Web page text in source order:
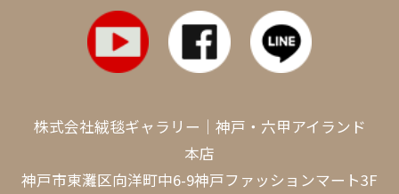
株式会社絨毯ギャラリー｜神戸・六甲アイランド
本店
神戸市東灘区向洋町中6-9神戸ファッションマート3F